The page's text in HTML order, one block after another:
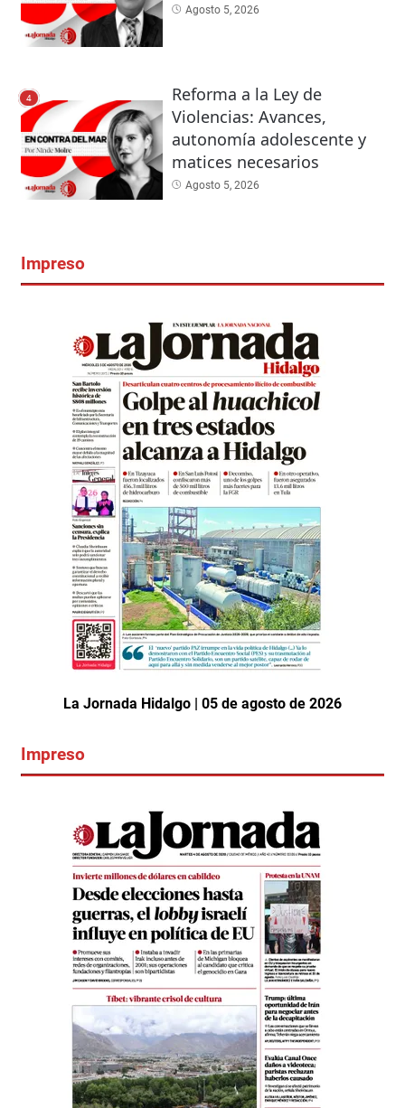
Agosto 5, 2026
4
Reforma a la Ley de
Violencias: Avances,
autonomía adolescente y
matices necesarios
Agosto 5, 2026
Impreso
La Jornada Hidalgo | 05 de agosto de 2026
Impreso